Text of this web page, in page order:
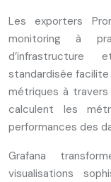
Les exporters
monitoring à
d’infrastructure
standardisée
métriques à
calculent les
performances des
Grafana
visualisations